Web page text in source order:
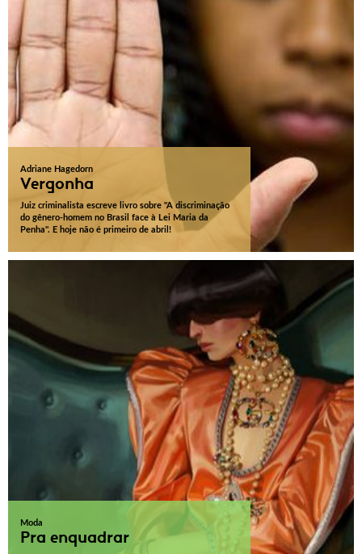
Adriane Hagedorn
Vergonha
Juiz criminalista escreve livro sobre "A discriminação
do gênero-homem no Brasil face à Lei Maria da
Penha". E hoje não é primeiro de abril!
Moda
Pra enquadrar